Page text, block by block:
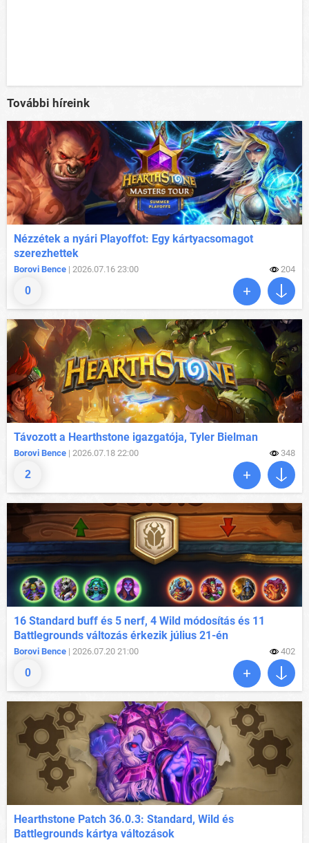
További híreink
0
Nézzétek a nyári Playoffot: Egy kártyacsomagot
szerezhettek
Borovi Bence | 2026.07.16 23:00 204
2
Távozott a Hearthstone igazgatója, Tyler Bielman
Borovi Bence | 2026.07.18 22:00 348
0
16 Standard buff és 5 nerf, 4 Wild módosítás és 11
Battlegrounds változás érkezik július 21-én
Borovi Bence | 2026.07.20 21:00 402
Hearthstone Patch 36.0.3: Standard, Wild és
Battlegrounds kártya változások